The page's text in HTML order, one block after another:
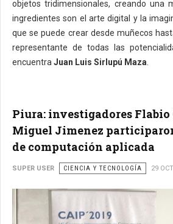
objetos tridimensionales, creando una
ingredientes son el arte digital y la
que se puede crear desde muñecos
representante de todas las
encuentra Juan Luis Sirlupú Maza
Piura: investigadores
Miguel Jimenez
de computación aplicada
SUPER USER CIENCIA Y TECNOLOGÍA 29